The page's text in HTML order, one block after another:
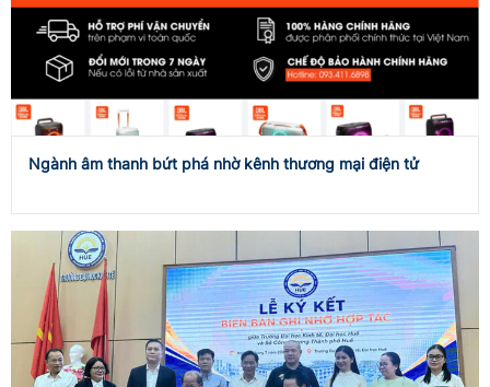
Ngành âm thanh bứt phá nhờ kênh thương mại điện tử